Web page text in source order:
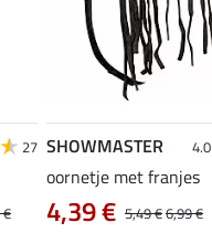
27 SHOWMASTER 4.0
oornetje met franjes
5,49 €6,99 €
4,39 €